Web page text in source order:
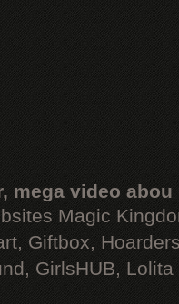
mega video abou
Magic
Giftbox,
GirlsHUB, Lolita